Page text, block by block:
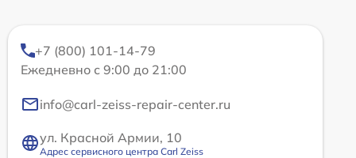
+7 (800) 101-14-79
Ежедневно с 9:00 до 21:00
info@carl-zeiss-repair-center.ru
ул. Красной Армии, 10
Адрес сервисного центра Carl Zeiss